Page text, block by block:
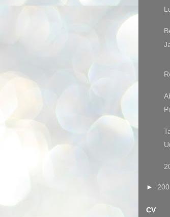
►
CV